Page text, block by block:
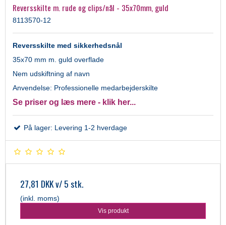
Reversskilte m. rude og clips/nål - 35x70mm, guld
8113570-12
Reversskilte med sikkerhedsnål
35x70 mm m. guld overflade
Nem udskiftning af navn
Anvendelse: Professionelle medarbejderskilte
Se priser og læs mere - klik her...
På lager: Levering 1-2 hverdage
27,81 DKKv/ 5 stk.
(inkl. moms)
Vis produkt